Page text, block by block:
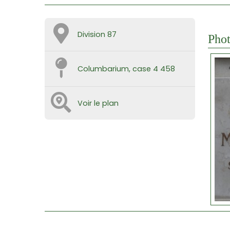
Division 87
Columbarium, case 4 458
Voir le plan